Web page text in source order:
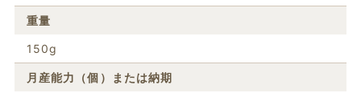
重量
150g
月産能力（個）または納期